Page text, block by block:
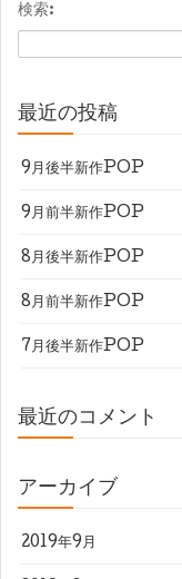
検索:
最近の投稿
9月後半新作POP
9月前半新作POP
8月後半新作POP
8月前半新作POP
7月後半新作POP
最近のコメント
アーカイブ
2019年9月